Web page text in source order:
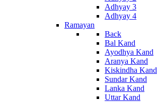
Adhyay 3
Adhyay 4
Ramayan
Back
Bal Kand
Ayodhya Kand
Aranya Kand
Kiskindha Kand
Sundar Kand
Lanka Kand
Uttar Kand